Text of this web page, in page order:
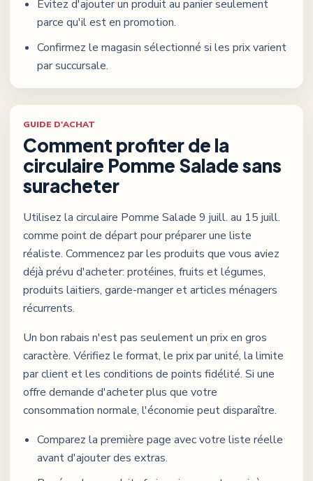
Évitez d'ajouter un produit au panier seulement
parce qu'il est en promotion.
Confirmez le magasin sélectionné si les prix varient
par succursale.
GUIDE D'ACHAT
Comment profiter de la
circulaire Pomme Saladesans
suracheter
Utilisez la circulaire Pomme Salade 9 juill. au 15 juill.
comme point de départ pour préparer une liste
réaliste. Commencez par les produits que vous aviez
déjà prévu d'acheter: protéines, fruits et légumes,
produits laitiers, garde-manger et articles ménagers
récurrents.
Un bon rabais n'est pas seulement un prix en gros
caractère. Vérifiez le format, le prix par unité, la limite
par client et les conditions de points fidélité. Si une
offre demande d'acheter plus que votre
consommation normale, l'économie peut disparaître.
Comparez la première page avec votre liste réelle
avant d'ajouter des extras.